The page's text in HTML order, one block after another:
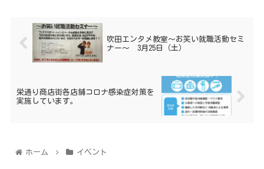
吹田エンタメ教室～お笑い就職活動セミ
ナー～ 3月25日（土）
栄通り商店街各店舗コロナ感染症対策を
実施しています。
ホーム イベント